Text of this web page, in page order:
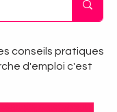
conseils pratiques
d'emploi c'est